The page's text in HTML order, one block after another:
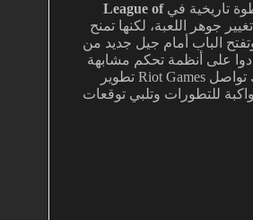
League of
جوهر اللعبة، لكنها تمنح
الباب أمام جيل جديد من
على أنظمة تحكم مشابهة
في ألعاب أخرى. وبذلك تواصل Riot Games تطوير
للتطورات وتلبي توقعات